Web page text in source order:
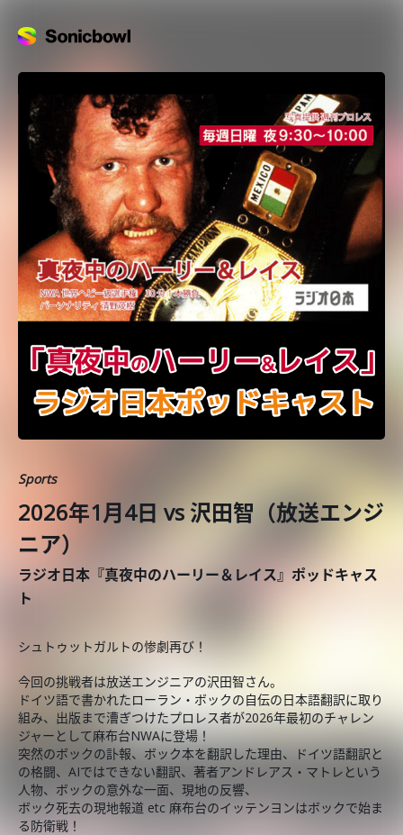
Sports
2026年1月4日 vs 沢田智（放送エンジ
ニア）
ラジオ日本『真夜中のハーリー＆レイス』ポッドキャス
ト
シュトゥットガルトの惨劇再び！
今回の挑戦者は放送エンジニアの沢田智さん。
ドイツ語で書かれたローラン・ボックの自伝の日本語翻訳に取り
組み、出版まで漕ぎつけたプロレス者が2026年最初のチャレン
ジャーとして麻布台NWAに登場！
突然のボックの訃報、ボック本を翻訳した理由、ドイツ語翻訳と
の格闘、AIではできない翻訳、著者アンドレアス・マトレという
人物、ボックの意外な一面、現地の反響、
ボック死去の現地報道 etc 麻布台のイッテンヨンはボックで始ま
る防衛戦！